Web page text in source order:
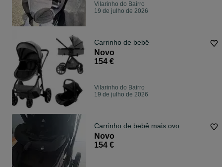
Vilarinho do Bairro
19 de julho de 2026
Carrinho de bebê
Novo
154 €
Vilarinho do Bairro
19 de julho de 2026
Carrinho de bebê mais ovo
Novo
154 €